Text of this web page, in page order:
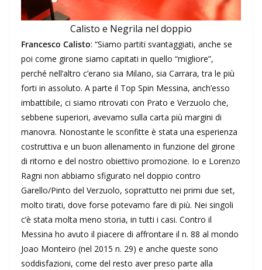
Calisto e Negrila nel doppio
Francesco Calisto: “Siamo partiti svantaggiati, anche se
poi come girone siamo capitati in quello “migliore”,
perché nell’altro c’erano sia Milano, sia Carrara, tra le più
forti in assoluto. A parte il Top Spin Messina, anch’esso
imbattibile, ci siamo ritrovati con Prato e Verzuolo che,
sebbene superiori, avevamo sulla carta più margini di
manovra. Nonostante le sconfitte è stata una esperienza
costruttiva e un buon allenamento in funzione del girone
di ritorno e del nostro obiettivo promozione. Io e Lorenzo
Ragni non abbiamo sfigurato nel doppio contro
Garello/Pinto del Verzuolo, soprattutto nei primi due set,
molto tirati, dove forse potevamo fare di più. Nei singoli
c’è stata molta meno storia, in tutti i casi. Contro il
Messina ho avuto il piacere di affrontare il n. 88 al mondo
Joao Monteiro (nel 2015 n. 29) e anche queste sono
soddisfazioni, come del resto aver preso parte alla